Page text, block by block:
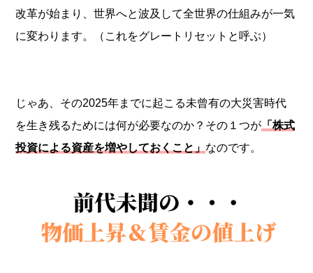
改革が始まり、世界へと波及して全世界の仕組みが一気
に変わります。（これをグレートリセットと呼ぶ）
じゃあ、その2025年までに起こる未曾有の大災害時代
を生き残るためには何が必要なのか？その１つが 「株式
投資による資産を増やしておくこと」 なのです。